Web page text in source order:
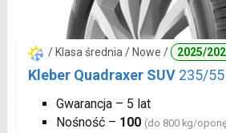
/ Klasa średnia / Nowe / 2025/
Kleber Quadraxer SUV 235/55
Gwarancja – 5 lat
Nośność – 100 (do 800 kg/